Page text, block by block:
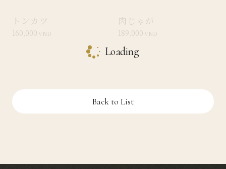
トンカツ
160,000 VND
肉じゃが
189,000 VND
Loading
Back to List